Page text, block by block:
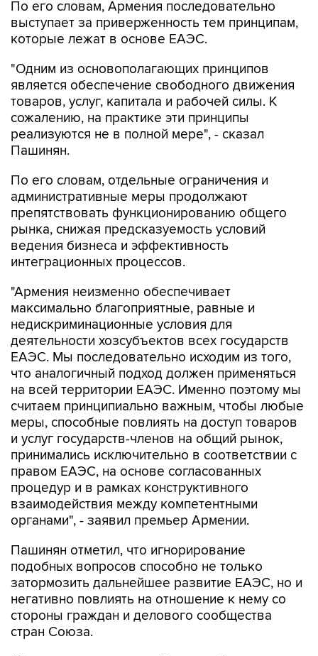
которые лежат в основе ЕАЭС.
"Одним из основополагающих принципов
товаров, услуг, капитала и рабочей силы. К
сожалению, на практике эти принципы
реализуются не в полной мере", - сказал
Пашинян.
По его словам, отдельные ограничения и
препятствовать функционированию общего
рынка, снижая предсказуемость условий
ведения бизнеса и эффективность
интеграционных процессов.
"Армения неизменно обеспечивает
недискриминационные условия для
деятельности хозсубъектов всех государств
ЕАЭС. Мы последовательно исходим из того,
что аналогичный подход должен применяться
на всей территории ЕАЭС. Именно поэтому мы
считаем принципиально важным, чтобы любые
меры, способные повлиять на доступ товаров
и услуг государств-членов на общий рынок,
принимались исключительно в соответствии с
правом ЕАЭС, на основе согласованных
процедур и в рамках конструктивного
взаимодействия между компетентными
органами", - заявил премьер Армении.
Пашинян отметил, что игнорирование
затормозить дальнейшее развитие ЕАЭС, но и
негативно повлиять на отношение к нему со
стороны граждан и делового сообщества
стран Союза.
"В конечном итоге подобные проблемы